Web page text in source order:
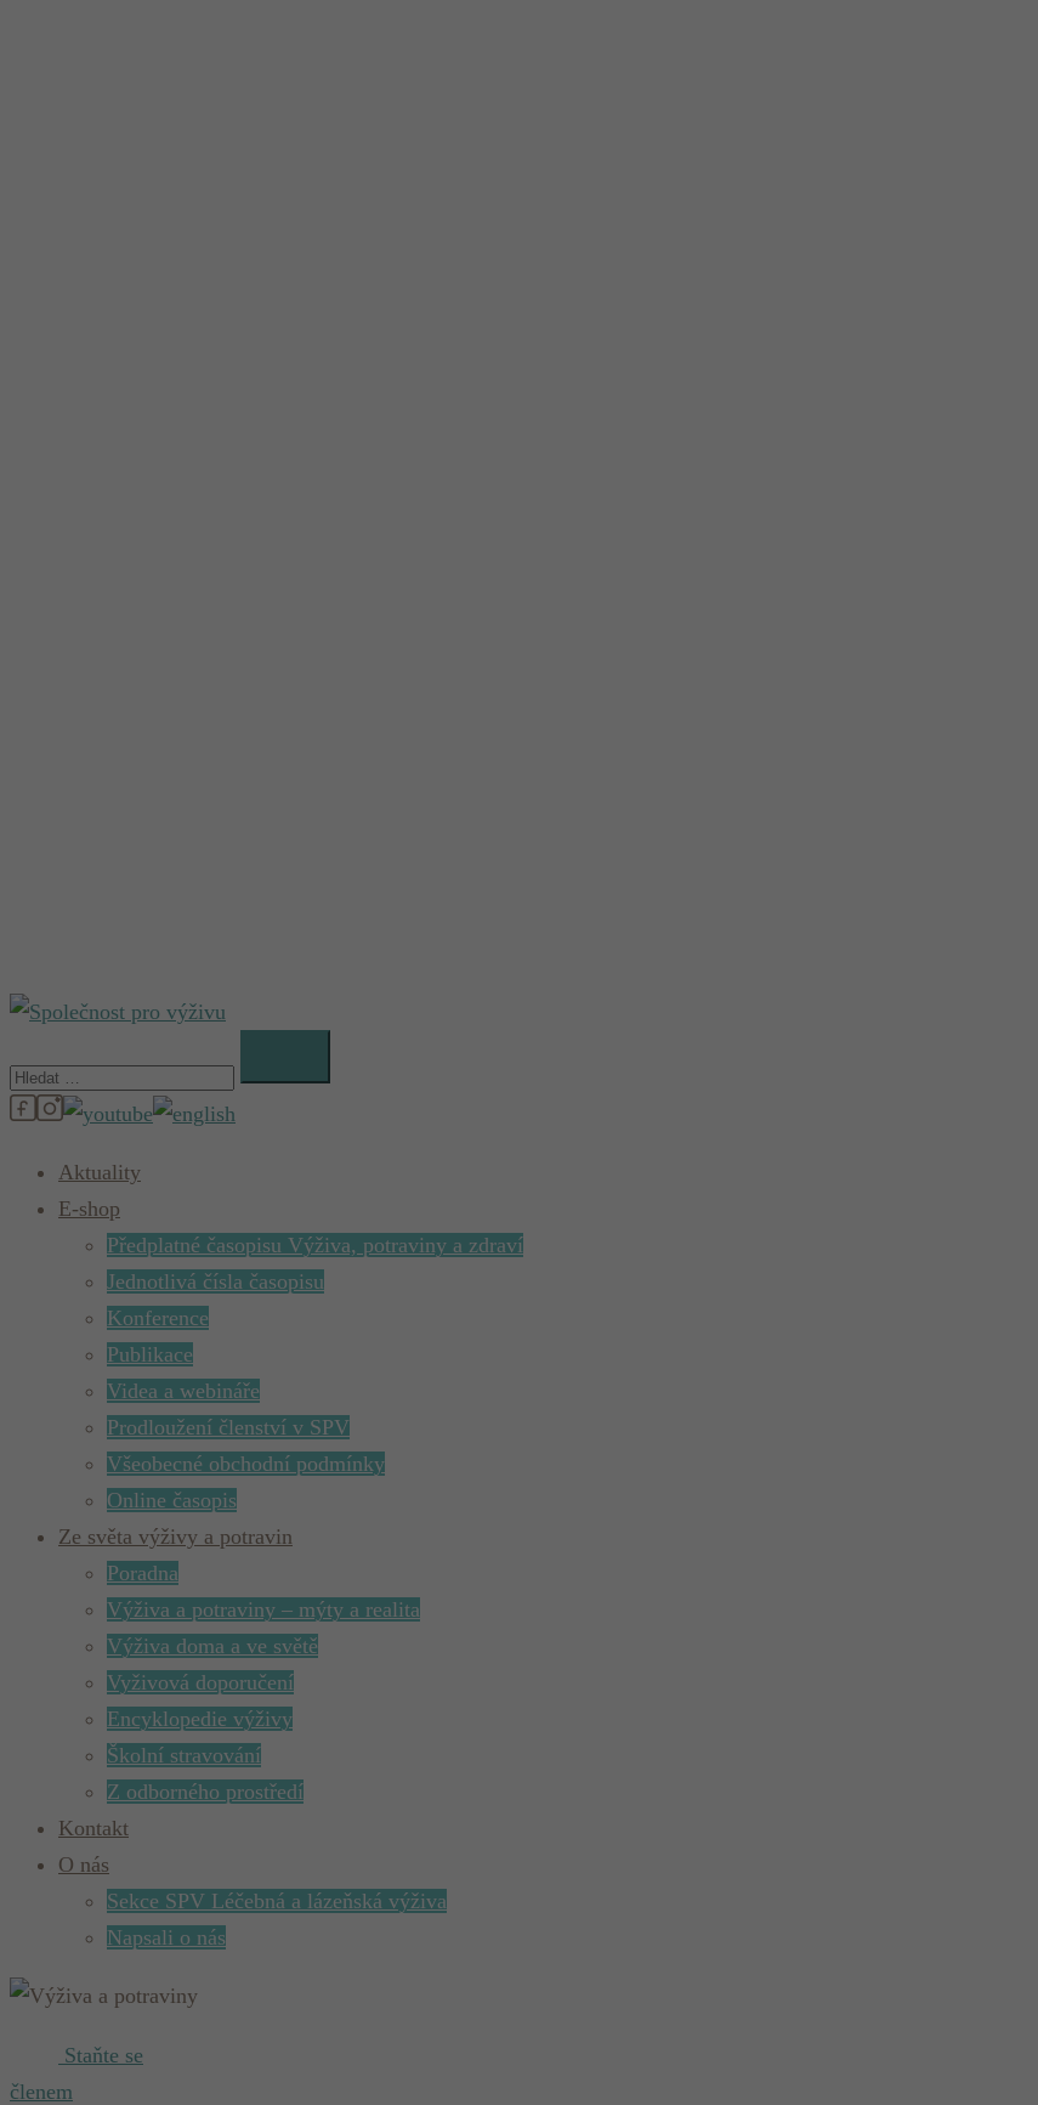
Aktuality
E-shop
Předplatné časopisu Výživa, potraviny a zdraví
Jednotlivá čísla časopisu
Konference
Publikace
Videa a webináře
Prodloužení členství v SPV
Všeobecné obchodní podmínky
Online časopis
Ze světa výživy a potravin
Poradna
Výživa a potraviny – mýty a realita
Výživa doma a ve světě
Vyživová doporučení
Encyklopedie výživy
Školní stravování
Z odborného prostředí
Kontakt
O nás
Sekce SPV Léčebná a lázeňská výživa
Napsali o nás
Staňte se
členem